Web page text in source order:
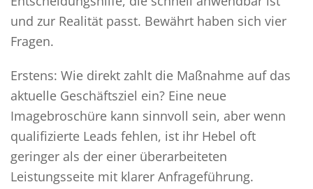
und zur Realität passt. Bewährt haben sich vier
Fragen.
Erstens: Wie direkt zahlt die Maßnahme auf das
aktuelle Geschäftsziel ein? Eine neue
Imagebroschüre kann sinnvoll sein, aber wenn
qualifizierte Leads fehlen, ist ihr Hebel oft
geringer als der einer überarbeiteten
Leistungsseite mit klarer Anfrageführung.